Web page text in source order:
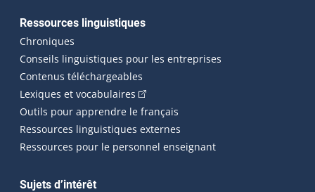
Ressources linguistiques
Chroniques
Conseils linguistiques pour les entreprises
Contenus téléchargeables
Lexiques et vocabulaires (Cet hyperlien externe s'ouvrira
Outils pour apprendre le français
Ressources linguistiques externes
Ressources pour le personnel enseignant
Sujets d’intérêt